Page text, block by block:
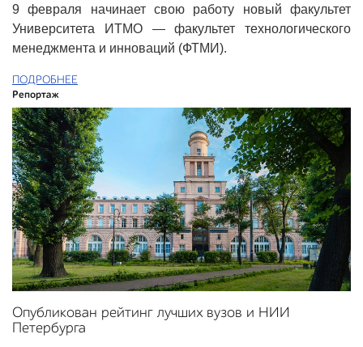
9 февраля начинает свою работу новый факультет
Университета ИТМО — факультет технологического
менеджмента и инноваций (ФТМИ).
ПОДРОБНЕЕ
Репортаж
Опубликован рейтинг лучших вузов и НИИ
Петербурга